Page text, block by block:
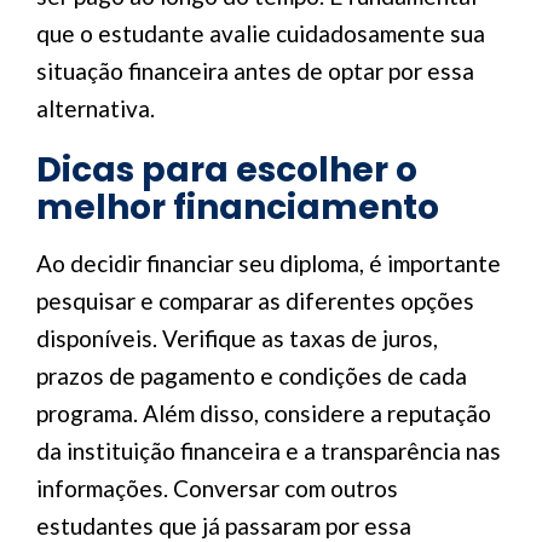
que o estudante avalie cuidadosamente sua
situação financeira antes de optar por essa
alternativa.
Dicas para escolher o
melhor financiamento
Ao decidir financiar seu diploma, é importante
pesquisar e comparar as diferentes opções
disponíveis. Verifique as taxas de juros,
prazos de pagamento e condições de cada
programa. Além disso, considere a reputação
da instituição financeira e a transparência nas
informações. Conversar com outros
estudantes que já passaram por essa